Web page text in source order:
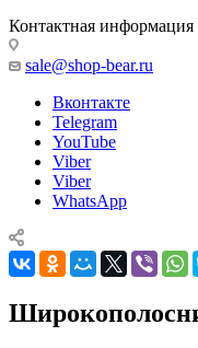
Контактная информация
sale@shop-bear.ru
Вконтакте
Telegram
YouTube
Viber
Viber
WhatsApp